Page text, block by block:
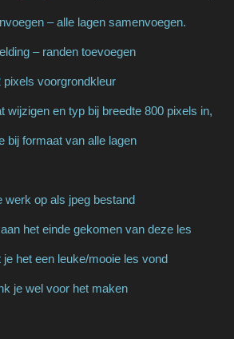
– alle lagen samenvoegen.
– randen toevoegen
pixels voorgrondkleur
wijzigen en typ bij breedte 800 pixels in,
bij formaat van alle lagen
werk op als jpeg bestand
het einde gekomen van deze les
je het een leuke/mooie les vond
je wel voor het maken